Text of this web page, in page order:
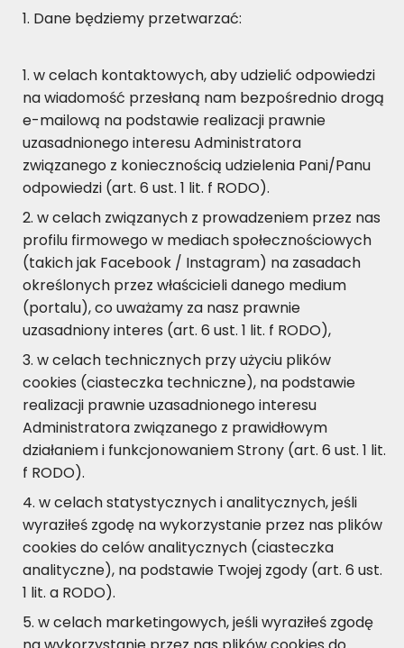
Dane będziemy przetwarzać:
w celach kontaktowych, aby udzielić odpowiedzi
na wiadomość przesłaną nam bezpośrednio drogą
e-mailową na podstawie realizacji prawnie
uzasadnionego interesu Administratora
związanego z koniecznością udzielenia Pani/Panu
odpowiedzi (art. 6 ust. 1 lit. f RODO).
w celach związanych z prowadzeniem przez nas
profilu firmowego w mediach społecznościowych
(takich jak Facebook / Instagram) na zasadach
określonych przez właścicieli danego medium
(portalu), co uważamy za nasz prawnie
uzasadniony interes (art. 6 ust. 1 lit. f RODO),
w celach technicznych przy użyciu plików
cookies (ciasteczka techniczne), na podstawie
realizacji prawnie uzasadnionego interesu
Administratora związanego z prawidłowym
działaniem i funkcjonowaniem Strony (art. 6 ust. 1 lit.
f RODO).
w celach statystycznych i analitycznych, jeśli
wyraziłeś zgodę na wykorzystanie przez nas plików
cookies do celów analitycznych (ciasteczka
analityczne), na podstawie Twojej zgody (art. 6 ust.
1 lit. a RODO).
w celach marketingowych, jeśli wyraziłeś zgodę